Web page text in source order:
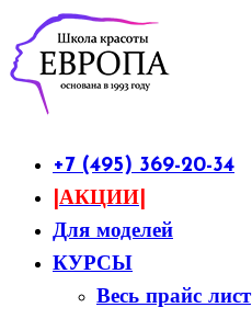
+7 (495) 369-20-34
|АКЦИИ|
Для моделей
КУРСЫ
Весь прайс лист